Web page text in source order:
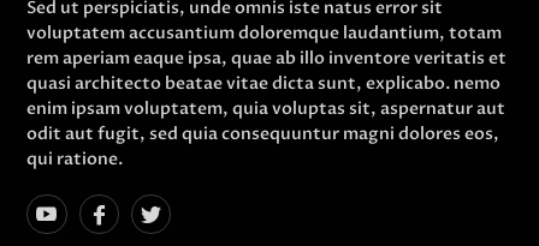
Sed ut perspiciatis, unde omnis iste natus error sit
voluptatem accusantium doloremque laudantium, totam
rem aperiam eaque ipsa, quae ab illo inventore veritatis et
quasi architecto beatae vitae dicta sunt, explicabo. nemo
enim ipsam voluptatem, quia voluptas sit, aspernatur aut
odit aut fugit, sed quia consequuntur magni dolores eos,
qui ratione.